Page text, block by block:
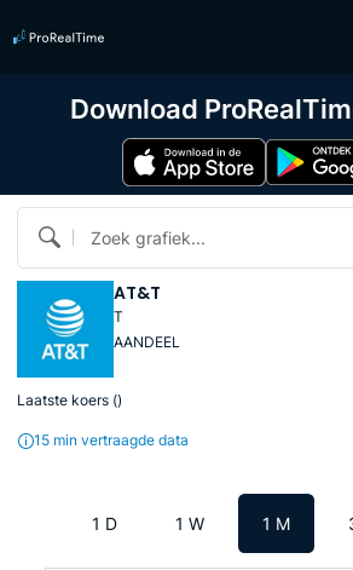
Zoek grafiek...
AT&T
T
AANDEEL
Laatste koers ()
15 min vertraagde data
1 D 1 W 1 M
Download